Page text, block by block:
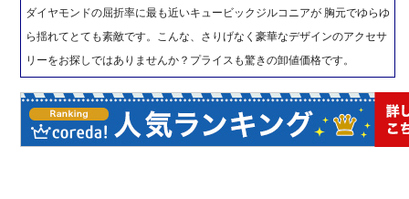
ダイヤモンドの屈折率に最も近いキュービックジルコニアが 胸元でゆらゆ
ら揺れてとても素敵です。こんな、さりげなく豪華なデザインのアクセサ
リーをお探しではありませんか？プライスも驚きの卸値価格です。